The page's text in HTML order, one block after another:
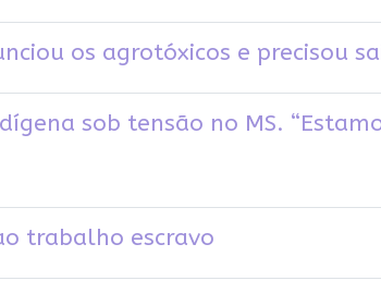
os agrotóxicos e precisou
sob tensão no MS.
trabalho escravo